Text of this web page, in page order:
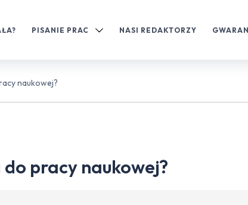
PISANIE PRAC NASI REDAKTORZY
naukowej?
pracy naukowej?